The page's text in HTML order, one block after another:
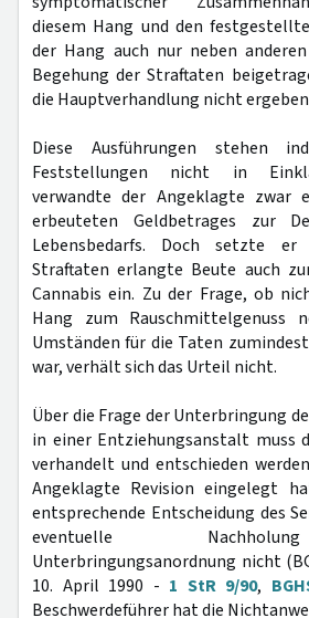
diesem Hang und den
der Hang auch nur neben
Begehung der Straftaten
die Hauptverhandlung nicht
Diese Ausführungen stehen
Feststellungen nicht in
verwandte der Angeklagte zwar
erbeuteten Geldbetrages zur
Lebensbedarfs. Doch setzte
Straftaten erlangte Beute auch
Cannabis ein. Zu der Frage, ob
Hang zum Rauschmittelgenuss
Umständen für die Taten
war, verhält sich das Urteil nicht.
Über die Frage der Unterbringung
in einer Entziehungsanstalt muss
verhandelt und entschieden
Angeklagte Revision eingelegt
entsprechende Entscheidung des
eventuelle
Unterbringungsanordnung nicht
10. April 1990 - 1 StR 9/90,
Beschwerdeführer hat die